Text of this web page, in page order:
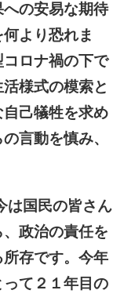
の安易な期待
より恐れま
ロナ禍の下で
様式の模索と
己犠牲を求め
言動を慎み、
は国民の皆さん
政治の責任を
存です。今年
て２１年目の